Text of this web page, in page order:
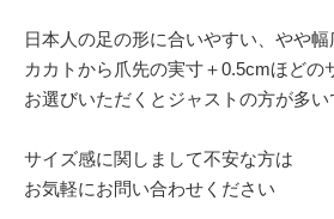
日本人の足の形に合いやすい、やや
カカトから爪先の実寸＋0.5cmほどの
お選びいただくとジャストの方が多い
サイズ感に関しまして不安な方は
お気軽にお問い合わせください